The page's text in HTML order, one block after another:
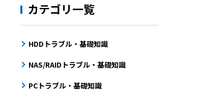
カテゴリ一覧
HDDトラブル・基礎知識
NAS/RAIDトラブル・基礎知識
PCトラブル・基礎知識